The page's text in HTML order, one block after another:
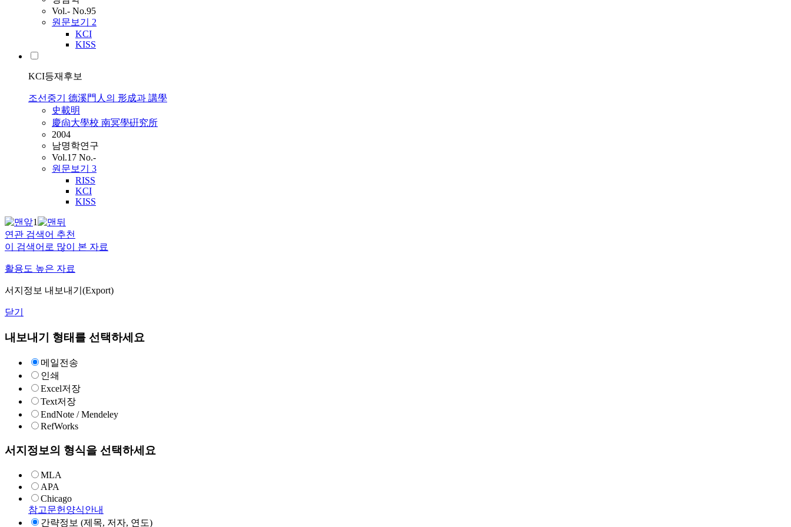
Vol.- No.95
원문보기 2
KCI
KISS
KCI등재후보
조선중기 德溪門人의 形成과 講學
史載明
慶尙大學校 南冥學硏究所
2004
남명학연구
Vol.17 No.-
원문보기 3
RISS
KCI
KISS
1
연관 검색어 추천
이 검색어로 많이 본 자료
활용도 높은 자료
서지정보 내보내기(Export)
닫기
내보내기 형태를 선택하세요
메일전송
인쇄
Excel저장
Text저장
EndNote / Mendeley
RefWorks
서지정보의 형식을 선택하세요
MLA
APA
Chicago
참고문헌양식안내
간략정보 (제목, 저자, 연도)